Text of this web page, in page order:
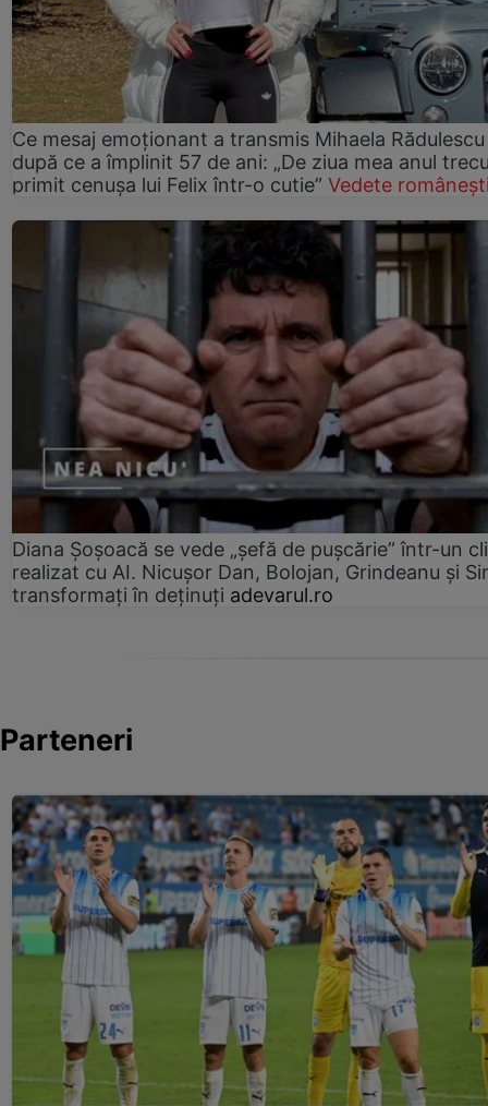
Ce mesaj emoționant a transmis Mihaela Rădulescu
după ce a împlinit 57 de ani: „De ziua mea anul
primit cenușa lui Felix într-o cutie” Vedete
Diana Șoșoacă se vede „șefă de pușcărie” într-un
realizat cu AI. Nicușor Dan, Bolojan, Grindeanu și
transformați în deținuți adevarul.ro
Parteneri